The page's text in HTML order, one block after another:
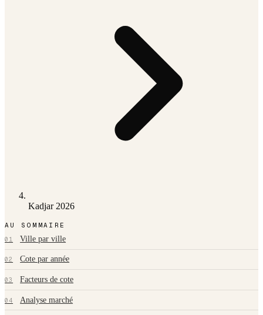
Kadjar 2026
AU SOMMAIRE
01 Ville par ville
02 Cote par année
03 Facteurs de cote
04 Analyse marché